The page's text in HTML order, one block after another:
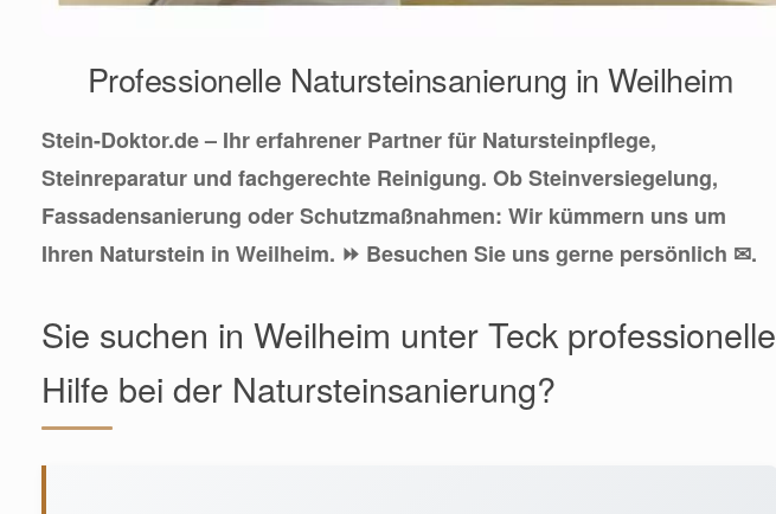
Professionelle Natursteinsanierung in Weilheim
Stein-Doktor.de – Ihr erfahrener Partner für Natursteinpflege,
Steinreparatur und fachgerechte Reinigung. Ob Steinversiegelung,
Fassadensanierung oder Schutzmaßnahmen: Wir kümmern uns um
Ihren Naturstein in Weilheim. ⏩ Besuchen Sie uns gerne persönlich ✉.
Sie suchen in Weilheim unter Teck professionelle
Hilfe bei der Natursteinsanierung?